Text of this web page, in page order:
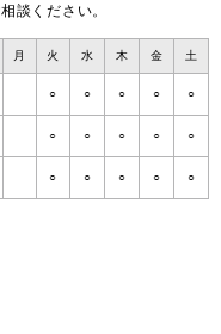
談ください。
月 火 水 木 金 土
○ ○ ○ ○ ○
○ ○ ○ ○ ○
○ ○ ○ ○ ○